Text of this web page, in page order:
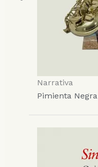
Narrativa
Pimienta Negra